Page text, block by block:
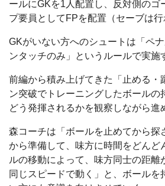
ールにGKを1人配置し、反対側のゴ
プ要員としてFPを配置（セーブは行
GKがいない方へのシュートは「ペ
ンタッチのみ」というルールで実施
前編から積み上げてきた「止める・
ン突破でトレーニングしたボールの
どう発揮されるかを観察しながら進
森コーチは「ボールを止めてから探
から準備して、味方に時間をどんど
ルの移動によって、味方同士の距離
同じスピードで動く」と、ボールを